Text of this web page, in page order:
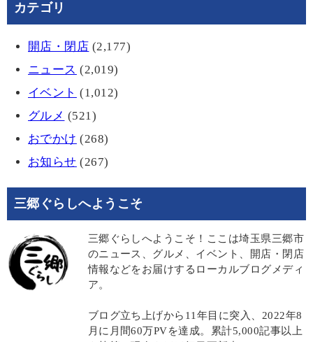
カテゴリ
開店・閉店 (2,177)
ニュース (2,019)
イベント (1,012)
グルメ (521)
おでかけ (268)
お知らせ (267)
三郷ぐらしへようこそ
三郷ぐらしへようこそ！ここは埼玉県三郷市
のニュース、グルメ、イベント、開店・閉店
情報などをお届けするローカルブログメディ
ア。
ブログ立ち上げから11年目に突入、2022年8
月に月間60万PVを達成。累計5,000記事以上